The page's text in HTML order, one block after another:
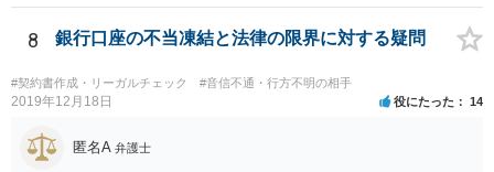
8 銀行口座の不当凍結と法律の限界に対する疑問
#契約書作成・リーガルチェック #音信不通・行方不明の相手
2019年12月18日 役にたった 14
匿名A 弁護士